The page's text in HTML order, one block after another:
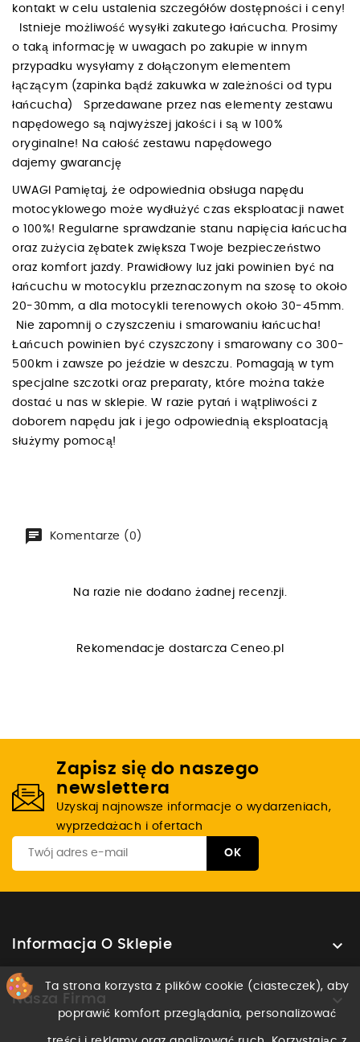
kontakt w celu ustalenia szczegółów dostępności i ceny!
Istnieje możliwość wysyłki zakutego łańcucha. Prosimy
o taką informację w uwagach po zakupie w innym
przypadku wysyłamy z dołączonym elementem
łączącym (zapinka bądź zakuwka w zależności od typu
łańcucha) Sprzedawane przez nas elementy zestawu
napędowego są najwyższej jakości i są w 100%
oryginalne! Na całość zestawu napędowego
dajemy gwarancję
UWAGI Pamiętaj, że odpowiednia obsługa napędu
motocyklowego może wydłużyć czas eksploatacji nawet
o 100%! Regularne sprawdzanie stanu napięcia łańcucha
oraz zużycia zębatek zwiększa Twoje bezpieczeństwo
oraz komfort jazdy. Prawidłowy luz jaki powinien być na
łańcuchu w motocyklu przeznaczonym na szosę to około
20-30mm, a dla motocykli terenowych około 30-45mm.
Nie zapomnij o czyszczeniu i smarowaniu łańcucha!
Łańcuch powinien być czyszczony i smarowany co 300-
500km i zawsze po jeździe w deszczu. Pomagają w tym
specjalne szczotki oraz preparaty, które można także
dostać u nas w sklepie. W razie pytań i wątpliwości z
doborem napędu jak i jego odpowiednią eksploatacją
służymy pomocą!
Komentarze (0)
Na razie nie dodano żadnej recenzji.
Rekomendacje dostarczaCeneo.pl
Zapisz się do naszego
newslettera
Uzyskaj najnowsze informacje o wydarzeniach,
wyprzedażach i ofertach
Informacja O Sklepie 
Nasza Firma 
Ta strona korzysta z plików cookie (ciasteczek), aby
poprawić komfort przeglądania, personalizować